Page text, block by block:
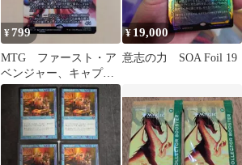
¥ 799
MTG ファースト・ア
ベンジャー、キャプテ
ン・アメリカ
¥ 19,000
意志の力 SOA Foil 19